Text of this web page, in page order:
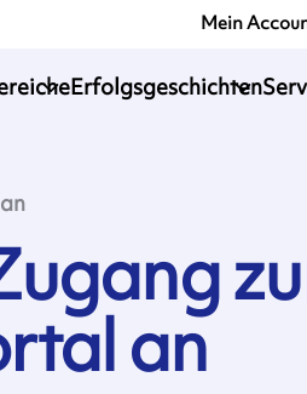
Mein
Erfolgsgeschichten
an